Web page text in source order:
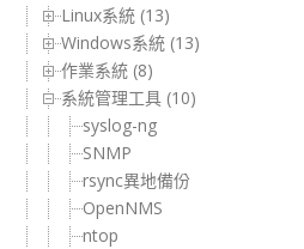
Linux系統 (13)
Windows系統 (13)
作業系統 (8)
系統管理工具 (10)
syslog-ng
SNMP
rsync異地備份
OpenNMS
ntop